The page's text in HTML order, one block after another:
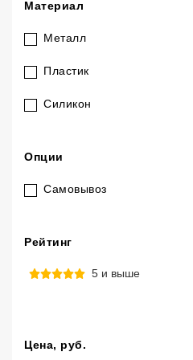
Материал
Металл
Пластик
Силикон
Опции
Самовывоз
Рейтинг
5 и выше
Цена, руб.